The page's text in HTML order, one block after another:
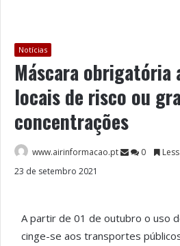
Notícias
Máscara obrigatória
locais de risco ou
concentrações
www.airinformacao.pt 0
23 de setembro 2021
A partir de 01 de outubro o uso
cinge-se aos transportes